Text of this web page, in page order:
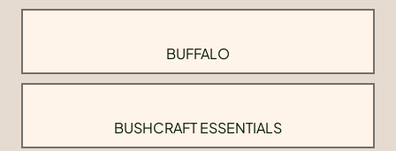
BUFFALO
BUSHCRAFT ESSENTIALS